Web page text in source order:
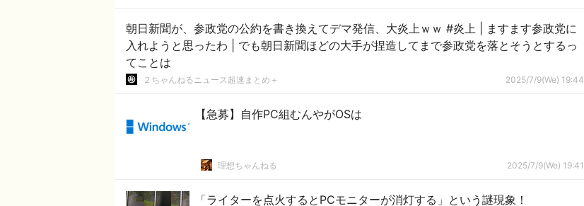
朝日新聞が、参政党の公約を書き換えてデマ発信、大炎上ｗｗ #炎上 | ますます参政党に
入れようと思ったわ | でも朝日新聞ほどの大手が捏造してまで参政党を落とそうとするっ
てことは
２ちゃんねるニュース超速まとめ＋ 2025/7/9(We) 19:44
【急募】自作PC組むんやがOSは
理想ちゃんねる 2025/7/9(We) 19:41
「ライターを点火するとPCモニターが消灯する」という謎現象！